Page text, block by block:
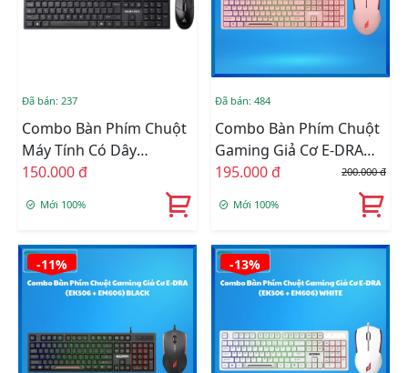
Đã bán: 237
Combo Bàn Phím Chuột
Máy Tính Có Dây
GOLDEN FIELD KM038
150.000 đ
Mới 100%
Đã bán: 484
Combo Bàn Phím Chuột
Gaming Giả Cơ E-DRA
EK506 Led Rainbow Pink
195.000 đ 200.000 đ
Mới 100%
-11% -13%